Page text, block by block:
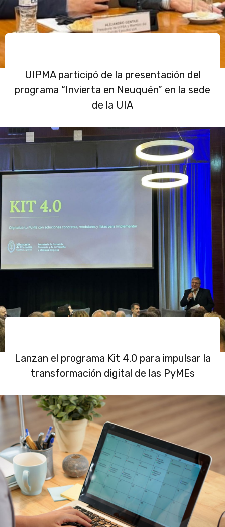
UIPMA participó de la presentación del
programa “Invierta en Neuquén” en la sede
de la UIA
Lanzan el programa Kit 4.0 para impulsar la
transformación digital de las PyMEs